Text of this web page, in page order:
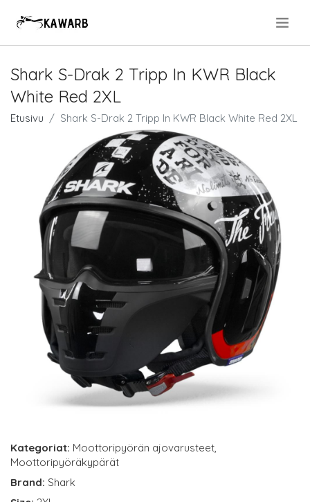
Shark S-Drak 2 Tripp In KWR Black
White Red 2XL
Etusivu Shark S-Drak 2 Tripp In KWR Black White Red 2XL
Kategoriat: Moottoripyörän ajovarusteet,
Moottoripyöräkypärät
Brand: Shark